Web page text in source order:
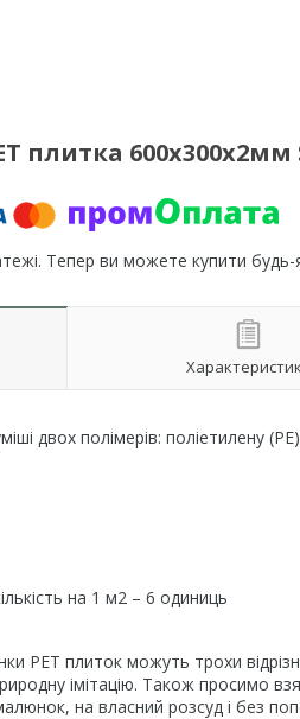
плитка 600х300х2мм
Тепер ви можете купити
двох полімерів: поліетилену
на 1 м2 – 6 одиниць
РЕТ плиток можуть трохи
імітацію. Також просимо
на власний розсуд і без